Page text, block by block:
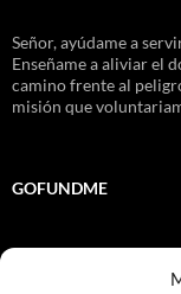
Señor, ayúdame a
Enseñame a aliviar el
camino frente al
misión que
GOFUNDME